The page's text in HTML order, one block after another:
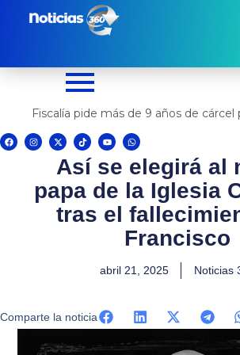
F
a
c
I
n
s
r
m
X
-
t
w
i
t
e
r
T
i
k
t
o
Y
o
u
t
u
e
W
h
a
t
s
p
p
Así se elegirá al
papa de la Iglesia
tras el
Francisco
abril 21, 2025 Noticias
Comparte la noticia